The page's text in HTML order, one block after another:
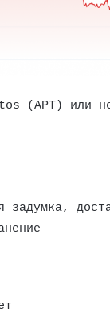
(APT) или
задумка,